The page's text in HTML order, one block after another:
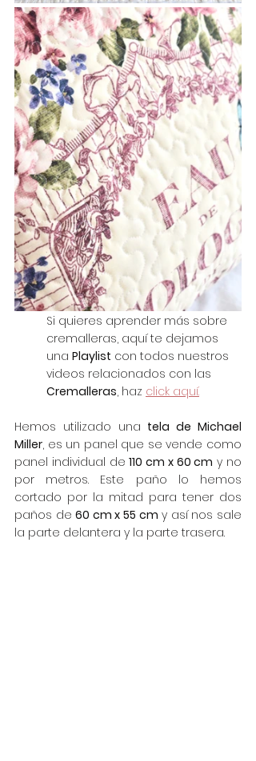
Si quieres aprender más sobre
cremalleras, aquí te dejamos
una Playlist con todos nuestros
videos relacionados con las
Cremalleras, haz click aquí.
Hemos utilizado una tela de Michael
Miller, es un panel que se vende como
panel individual de 110 cm x 60 cm y no
por metros. Este paño lo hemos
cortado por la mitad para tener dos
paños de 60 cm x 55 cm y así nos sale
la parte delantera y la parte trasera.